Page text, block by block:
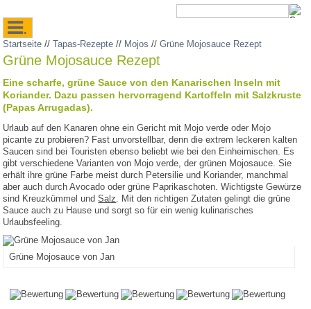
.
Startseite //Tapas-Rezepte // Mojos //Grüne Mojosauce Rezept
Grüne Mojosauce Rezept
Eine scharfe, grüne Sauce von den Kanarischen Inseln mit
Koriander. Dazu passen hervorragend Kartoffeln mit Salzkruste
(Papas Arrugadas).
Urlaub auf den Kanaren ohne ein Gericht mit Mojo verde oder Mojo
picante zu probieren? Fast unvorstellbar, denn die extrem leckeren kalten
Saucen sind bei Touristen ebenso beliebt wie bei den Einheimischen. Es
gibt verschiedene Varianten von Mojo verde, der grünen Mojosauce. Sie
erhält ihre grüne Farbe meist durch Petersilie und Koriander, manchmal
aber auch durch Avocado oder grüne Paprikaschoten. Wichtigste Gewürze
sind Kreuzkümmel undSalz. Mit den richtigen Zutaten gelingt die grüne
Sauce auch zu Hause und sorgt so für ein wenig kulinarisches
Urlaubsfeeling.
Grüne Mojosauce von Jan